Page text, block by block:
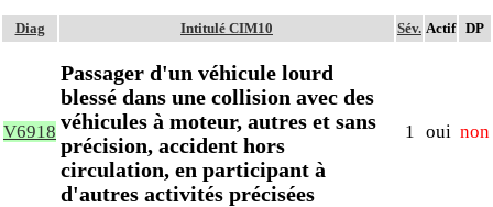
Diag Intitulé CIM10 Sév. Actif DP
V6918
Passager d'un véhicule lourd
blessé dans une collision avec des
véhicules à moteur, autres et sans
précision, accident hors
circulation, en participant à
d'autres activités précisées
1 oui non